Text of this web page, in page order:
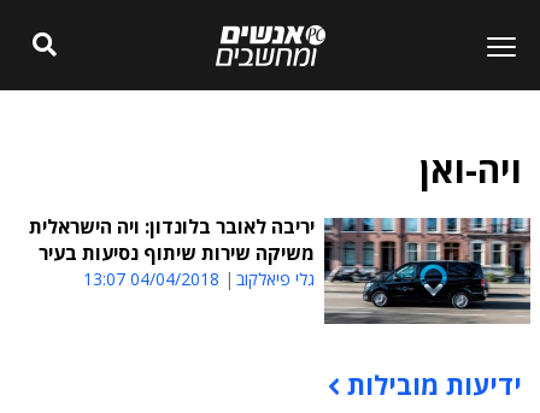
ויה-ואן
יריבה לאובר בלונדון: ויה הישראלית
משיקה שירות שיתוף נסיעות בעיר
גלי פיאלקוב 04/04/2018 13:07
תוכן פרסומי
ידיעות מובילות